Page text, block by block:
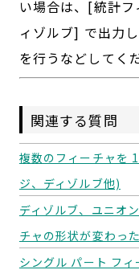
い場合は、[統計
ィゾルブ] で出力
を行うなどしてく
関連する質問
複数のフィーチャを
ジ、ディゾルブ他)
ディゾルブ、ユニオ
チャの形状が変わっ
シングル パート フ